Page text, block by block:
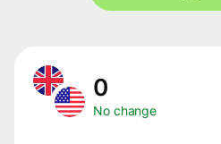
0
No change